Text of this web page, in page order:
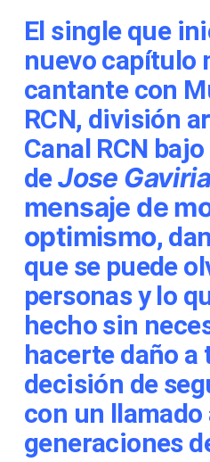
El single que
nuevo capítulo
cantante con
RCN, división
Canal RCN
deJose
mensaje de
optimismo,
que se puede
personas y lo
hecho sin
hacerte daño a
decisión de
con un llamado
generaciones